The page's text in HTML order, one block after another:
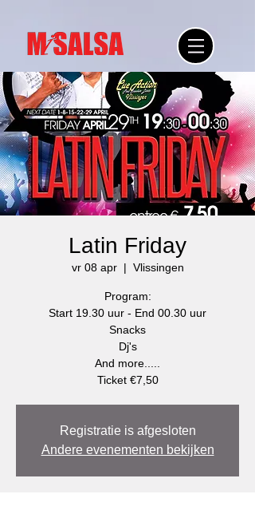
Latin Friday
vr 08 apr
  |
Vlissingen
Program:
Start 19.30 uur - End 00.30 uur
Snacks
Dj's
And more.....
Ticket €7,50
Registratie is afgesloten
Andere evenementen bekijken